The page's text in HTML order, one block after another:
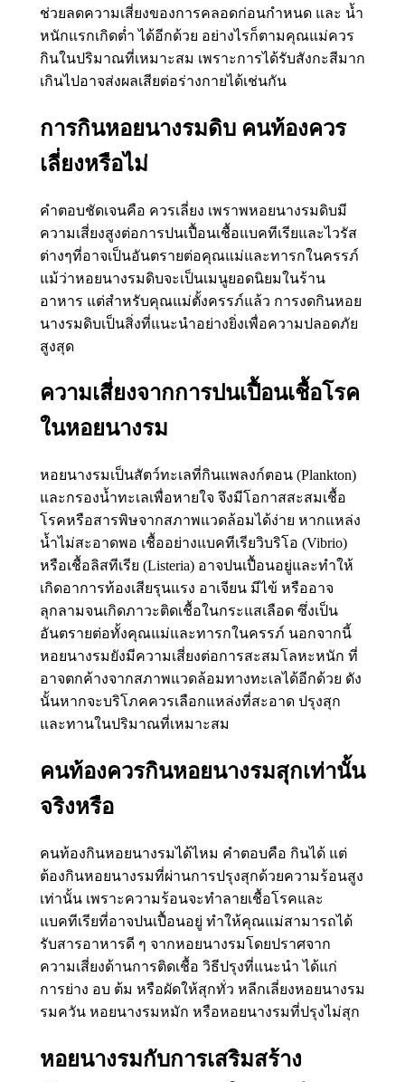
ช่วยลดความเสี่ยงของการคลอดก่อนกำหนด และ น้ำ
หนักแรกเกิดต่ำ ได้อีกด้วย อย่างไรก็ตามคุณแม่ควร
กินในปริมาณที่เหมาะสม เพราะการได้รับสังกะสีมาก
เกินไปอาจส่งผลเสียต่อร่างกายได้เช่นกัน
การกินหอยนางรมดิบ คนท้องควร
เลี่ยงหรือไม่
คำตอบชัดเจนคือ ควรเลี่ยง เพราพหอยนางรมดิบมี
ความเสี่ยงสูงต่อการปนเปื้อนเชื้อแบคทีเรียและไวรัส
ต่างๆที่อาจเป็นอันตรายต่อคุณแม่และทารกในครรภ์
แม้ว่าหอยนางรมดิบจะเป็นเมนูยอดนิยมในร้าน
อาหาร แต่สำหรับคุณแม่ตั้งครรภ์แล้ว การงดกินหอย
นางรมดิบเป็นสิ่งที่แนะนำอย่างยิ่งเพื่อความปลอดภัย
สูงสุด
ความเสี่ยงจากการปนเปื้อนเชื้อโรค
ในหอยนางรม
หอยนางรมเป็นสัตว์ทะเลที่กินแพลงก์ตอน (Plankton)
และกรองน้ำทะเลเพื่อหายใจ จึงมีโอกาสสะสมเชื้อ
โรคหรือสารพิษจากสภาพแวดล้อมได้ง่าย หากแหล่ง
น้ำไม่สะอาดพอ เชื้ออย่างแบคทีเรียวิบริโอ (Vibrio)
หรือเชื้อลิสทีเรีย (Listeria) อาจปนเปื้อนอยู่และทำให้
เกิดอาการท้องเสียรุนแรง อาเจียน มีไข้ หรืออาจ
ลุกลามจนเกิดภาวะติดเชื้อในกระแสเลือด ซึ่งเป็น
อันตรายต่อทั้งคุณแม่และทารกในครรภ์ นอกจากนี้
หอยนางรมยังมีความเสี่ยงต่อการสะสมโลหะหนัก ที่
อาจตกค้างจากสภาพแวดล้อมทางทะเลได้อีกด้วย ดัง
นั้นหากจะบริโภคควรเลือกแหล่งที่สะอาด ปรุงสุก
และทานในปริมาณที่เหมาะสม
คนท้องควรกินหอยนางรมสุกเท่านั้น
จริงหรือ
คนท้องกินหอยนางรมได้ไหม คำตอบคือ กินได้ แต่
ต้องกินหอยนางรมที่ผ่านการปรุงสุกด้วยความร้อนสูง
เท่านั้น เพราะความร้อนจะทำลายเชื้อโรคและ
แบคทีเรียที่อาจปนเปื้อนอยู่ ทำให้คุณแม่สามารถได้
รับสารอาหารดี ๆ จากหอยนางรมโดยปราศจาก
ความเสี่ยงด้านการติดเชื้อ วิธีปรุงที่แนะนำ ได้แก่
การย่าง อบ ต้ม หรือผัดให้สุกทั่ว หลีกเลี่ยงหอยนางรม
รมควัน หอยนางรมหมัก หรือหอยนางรมที่ปรุงไม่สุก
หอยนางรมกับการเสริมสร้าง